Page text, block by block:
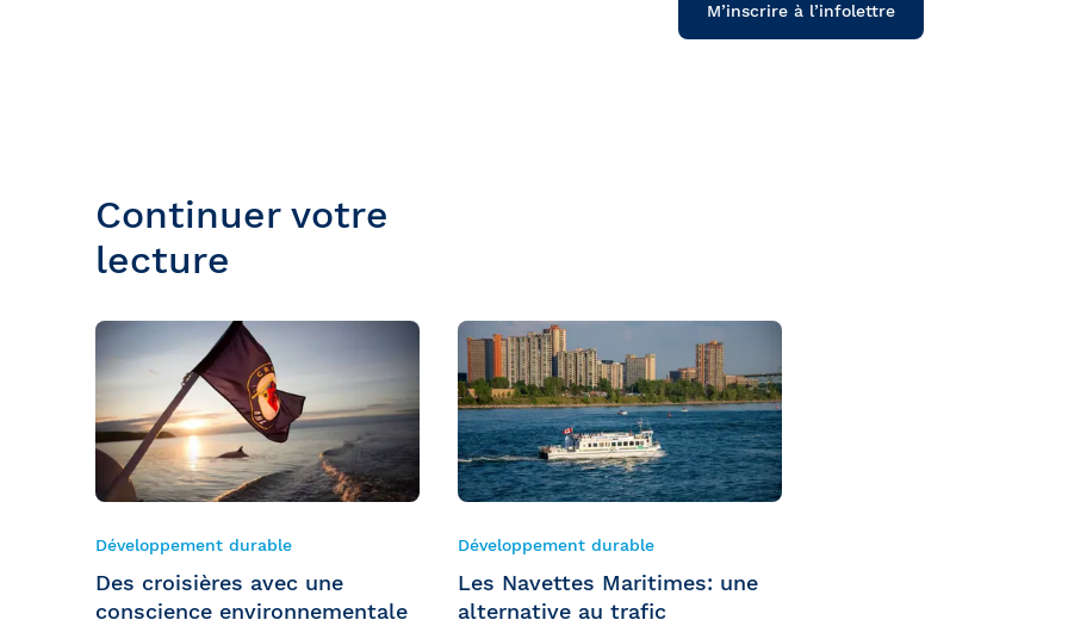
M’inscrire à l’infolettre
Continuer votre
lecture
Développement durable
Des croisières avec une
conscience environnementale
Développement durable
Les Navettes Maritimes: une
alternative au trafic